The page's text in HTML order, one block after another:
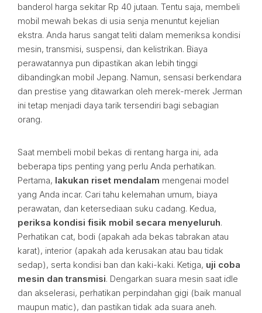
banderol harga sekitar Rp 40 jutaan. Tentu saja, membeli
mobil mewah bekas di usia senja menuntut kejelian
ekstra. Anda harus sangat teliti dalam memeriksa kondisi
mesin, transmisi, suspensi, dan kelistrikan. Biaya
perawatannya pun dipastikan akan lebih tinggi
dibandingkan mobil Jepang. Namun, sensasi berkendara
dan prestise yang ditawarkan oleh merek-merek Jerman
ini tetap menjadi daya tarik tersendiri bagi sebagian
orang.
Saat membeli mobil bekas di rentang harga ini, ada
beberapa tips penting yang perlu Anda perhatikan.
Pertama, lakukan riset mendalam mengenai model
yang Anda incar. Cari tahu kelemahan umum, biaya
perawatan, dan ketersediaan suku cadang. Kedua,
periksa kondisi fisik mobil secara menyeluruh.
Perhatikan cat, bodi (apakah ada bekas tabrakan atau
karat), interior (apakah ada kerusakan atau bau tidak
sedap), serta kondisi ban dan kaki-kaki. Ketiga, uji coba
mesin dan transmisi. Dengarkan suara mesin saat idle
dan akselerasi, perhatikan perpindahan gigi (baik manual
maupun matic), dan pastikan tidak ada suara aneh.